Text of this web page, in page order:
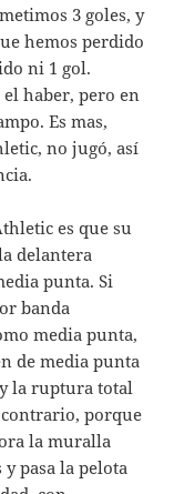
3 goles, y
hemos perdido
ni 1 gol.
haber, pero en
Es mas,
no jugó, así
es que su
delantera
punta. Si
banda
media punta,
de media punta
la ruptura total
porque
la muralla
pasa la pelota